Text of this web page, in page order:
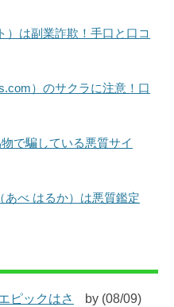
）は副業詐欺！手口と口コ
）のサクラに注意！口
で騙している悪質サイ
あべ はるか）は悪質鑑定
ピックはさ by (08/09)